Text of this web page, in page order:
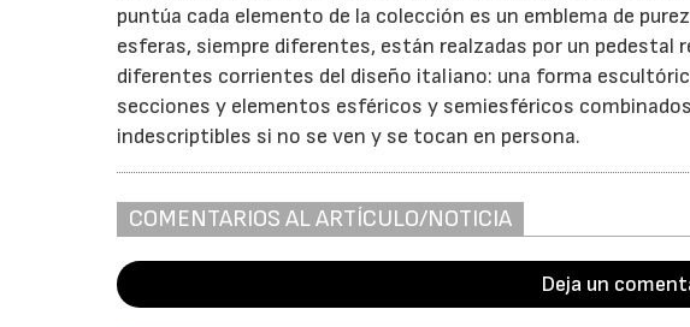
puntúa cada elemento de la colección es un emblema de
esferas, siempre diferentes, están realzadas por un pedestal
diferentes corrientes del diseño italiano: una forma
secciones y elementos esféricos y semiesféricos
indescriptibles si no se ven y se tocan en persona.
COMENTARIOS AL ARTÍCULO/NOTICIA
Deja un